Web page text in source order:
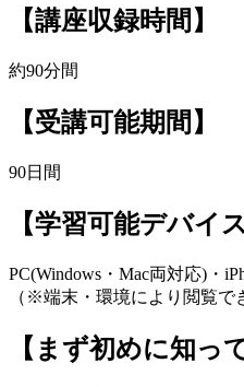
【講座収録時間】
約90分間
【受講可能期間】
90日間
【学習可能デバイス
PC(Windows・Mac両対応)・
（※端末・環境により閲覧で
【まず初めに知